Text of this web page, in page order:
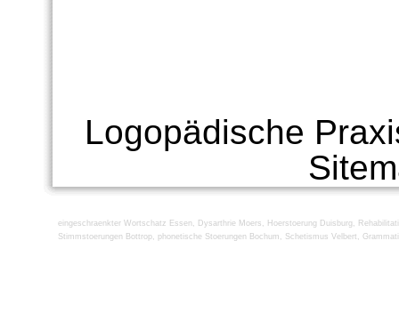
Logopädische
eingeschraenkter Wortschatz Essen , Dysarthrie Moers , Hoerstoerung Duisburg ,
Stimmstoerungen Bottrop, phonetische Stoerungen Bochum , Schetismus Velbert ,